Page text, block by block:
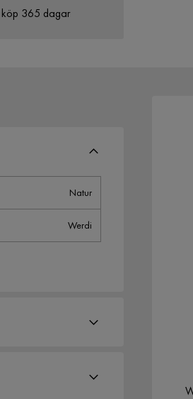
365 dagar
Natur
Werdi